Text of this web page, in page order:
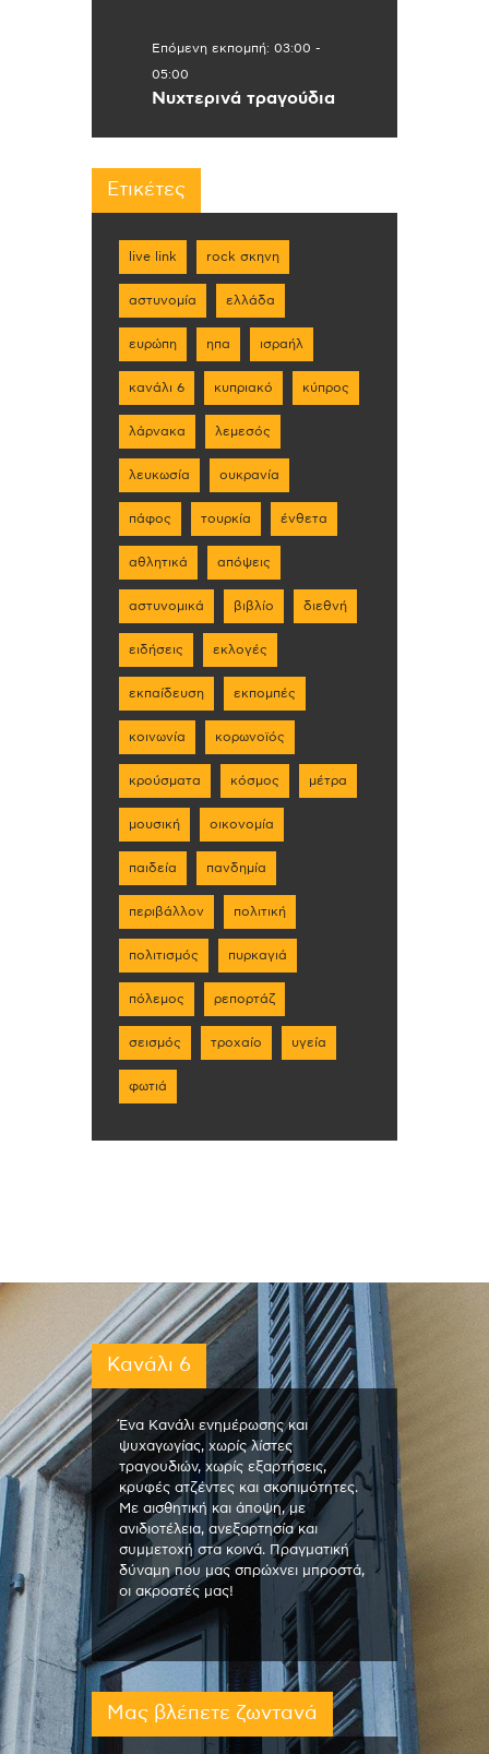
Επόμενη εκπομπή: 03:00 -
05:00
Νυχτερινά τραγούδια
Ετικέτες
live link rock σκηνη
αστυνομία ελλάδα
ευρώπη ηπα ισραήλ
κανάλι 6 κυπριακό κύπρος
λάρνακα λεμεσός
λευκωσία ουκρανία
πάφος τουρκία ένθετα
αθλητικά απόψεις
αστυνομικά βιβλίο διεθνή
ειδήσεις εκλογές
εκπαίδευση εκπομπές
κοινωνία κορωνοϊός
κρούσματα κόσμος μέτρα
μουσική οικονομία
παιδεία πανδημία
περιβάλλον πολιτική
πολιτισμός πυρκαγιά
πόλεμος ρεπορτάζ
σεισμός τροχαίο υγεία
φωτιά
Κανάλι 6
Ένα Κανάλι ενημέρωσης και
ψυχαγωγίας, χωρίς λίστες
τραγουδιών, χωρίς εξαρτήσεις,
κρυφές ατζέντες και σκοπιμότητες.
Με αισθητική και άποψη, με
ανιδιοτέλεια, ανεξαρτησία και
συμμετοχή στα κοινά. Πραγματική
δύναμη που μας σπρώχνει μπροστά,
οι ακροατές μας!
Μας βλέπετε ζωντανά